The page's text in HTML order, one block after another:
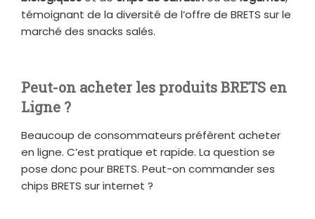
témoignant de la diversité de l’offre de BRETS sur le
marché des snacks salés.
Peut-on acheter les produits BRETS en
Ligne ?
Beaucoup de consommateurs préfèrent acheter
en ligne. C’est pratique et rapide. La question se
pose donc pour BRETS. Peut-on commander ses
chips BRETS sur internet ?